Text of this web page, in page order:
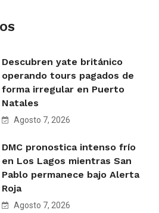
Descubren yate británico
operando tours pagados de
forma irregular en Puerto
Natales
Agosto 7, 2026
DMC pronostica intenso frío
en Los Lagos mientras San
Pablo permanece bajo Alerta
Roja
Agosto 7, 2026